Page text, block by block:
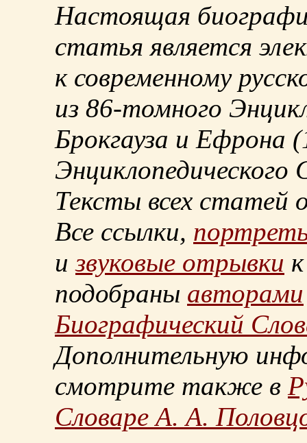
Настоящая
статья является
к современному
из 86-томного
Брокгауза и Ефрона
Энциклопедического
Тексты всех статей
Все ссылки,
извуковые отрывки
подобраны авторами
Биографический
Дополнительную
смотрите также в
Словаре А. А.